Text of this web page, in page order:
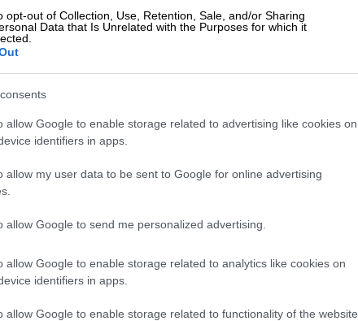
opt-out of Collection, Use, Retention, Sale, and/or Sharing
Data that Is Unrelated with the Purposes for which it
allow Google to enable storage related to advertising like cookies on
identifiers in apps.
allow my user data to be sent to Google for online advertising
allow Google to send me personalized advertising.
allow Google to enable storage related to analytics like cookies on
identifiers in apps.
allow Google to enable storage related to functionality of the website
μεταξύ του προέδρου του Βρετανικού
έρθει σεεπαφήκαι με το ελληνικό
από την πιστότητα των αντιγράφων,
των Γλυπτών. Τους αρέσει ο
αιχμαλωτίσει τη φαντασία, αλλά
καλά που το Βρετανικό Μουσείο θα
είναι τέλεια. Είναι κατασκευασμένα
είναι η μεγάλη ανησυχία τους